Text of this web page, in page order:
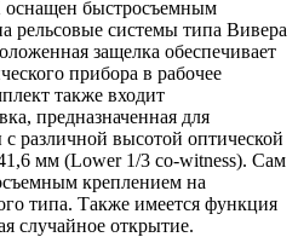
оснащен быстросъемным
рельсовые системы типа Вивера
защелка обеспечивает
прибора в рабочее
также входит
предназначенная для
различной высотой оптической
мм (Lower 1/3 co-witness). Сам
креплением на
типа. Также имеется функция
случайное открытие.